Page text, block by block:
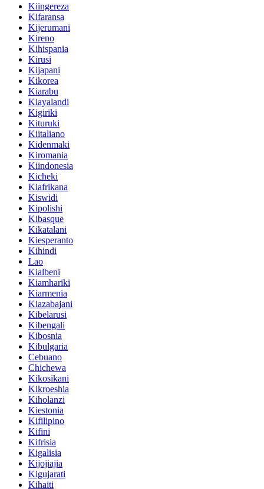
Kiingereza
Kifaransa
Kijerumani
Kireno
Kihispania
Kirusi
Kijapani
Kikorea
Kiarabu
Kiayalandi
Kigiriki
Kituruki
Kiitaliano
Kidenmaki
Kiromania
Kiindonesia
Kicheki
Kiafrikana
Kiswidi
Kipolishi
Kibasque
Kikatalani
Kiesperanto
Kihindi
Lao
Kialbeni
Kiamhariki
Kiarmenia
Kiazabajani
Kibelarusi
Kibengali
Kibosnia
Kibulgaria
Cebuano
Chichewa
Kikosikani
Kikroeshia
Kiholanzi
Kiestonia
Kifilipino
Kifini
Kifrisia
Kigalisia
Kijojiajia
Kigujarati
Kihaiti